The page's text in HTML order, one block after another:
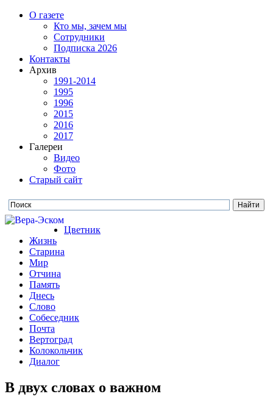
О газете
Кто мы, зачем мы
Сотрудники
Подписка 2026
Контакты
Архив
1991-2014
1995
1996
2015
2016
2017
Галереи
Видео
Фото
Старый сайт
Цветник
Жизнь
Старина
Мир
Отчина
Память
Днесь
Слово
Собеседник
Почта
Вертоград
Колокольчик
Диалог
В двух словах о важном